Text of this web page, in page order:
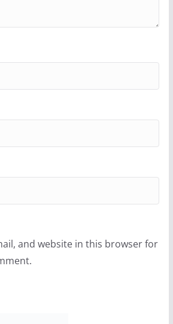
and website in this browser for